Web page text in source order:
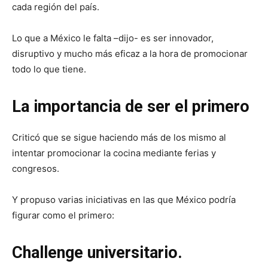
cada región del país.
Lo que a México le falta –dijo- es ser innovador,
disruptivo y mucho más eficaz a la hora de promocionar
todo lo que tiene.
La importancia de ser el primero
Criticó que se sigue haciendo más de los mismo al
intentar promocionar la cocina mediante ferias y
congresos.
Y propuso varias iniciativas en las que México podría
figurar como el primero:
Challenge universitario.